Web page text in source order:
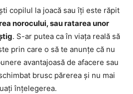
copilul la joacă sau îți este răpit
norocului, sau ratarea unor
. S-ar putea ca în viața reală să
prin care o să te anunțe că nu
avantajoasă de afacere sau
brusc părerea și nu mai
înțelegerea.